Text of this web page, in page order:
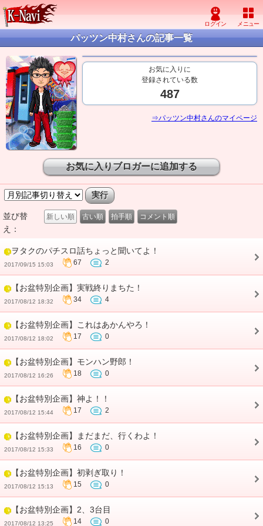
パッツン中村さんの記事一覧
お気に入りに
登録されている数
487
⇒パッツン中村さんのマイページ
お気に入りブロガーに追加する
並び替
え：
新しい順 古い順 拍手順 コメント順
ヲタクのパチスロ話ちょっと聞いてよ！
2017/09/15 15:03 67 2
【お盆特別企画】実戦終りまちた！
2017/08/12 18:32 34 4
【お盆特別企画】これはあかんやろ！
2017/08/12 18:02 17 0
【お盆特別企画】モンハン野郎！
2017/08/12 16:26 18 0
【お盆特別企画】神よ！！
2017/08/12 15:44 17 2
【お盆特別企画】まだまだ、行くわよ！
2017/08/12 15:33 16 0
【お盆特別企画】初剥ぎ取り！
2017/08/12 15:13 15 0
【お盆特別企画】2、3台目
2017/08/12 13:25 14 0